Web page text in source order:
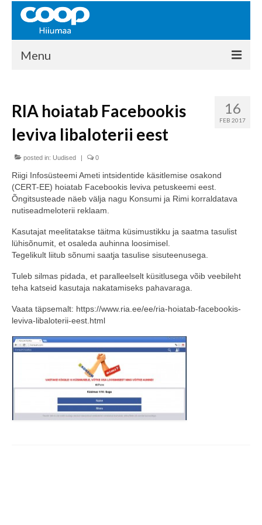
Menu
Kontakt
Liikmed
Ajalugu
KAUPLUSED
EHITUSKESKUS
KAUBAMAJA
KAMPAANIAD
COOP KLIENDIKAART
KINKEKAART
PAKUME TÖÖD
HIIUMAA KÖÖK JA PAGAR
MEIE PANUS
16
FEB 2017
RIA hoiatab Facebookis
leviva libaloterii eest
posted in: Uudised | 0
Riigi Infosüsteemi Ameti intsidentide käsitlemise osakond
(CERT-EE) hoiatab Facebookis leviva petuskeemi eest.
Õngitsusteade näeb välja nagu Konsumi ja Rimi korraldatava
nutiseadmeloterii reklaam.
Kasutajat meelitatakse täitma küsimustikku ja saatma tasulist
lühisõnumit, et osaleda auhinna loosimisel.
Tegelikult liitub sõnumi saatja tasulise sisuteenusega.
Tuleb silmas pidada, et paralleelselt küsitlusega võib veebileht
teha katseid kasutaja nakatamiseks pahavaraga.
Vaata täpsemalt: https://www.ria.ee/ee/ria-hoiatab-facebookis-
leviva-libaloterii-eest.html